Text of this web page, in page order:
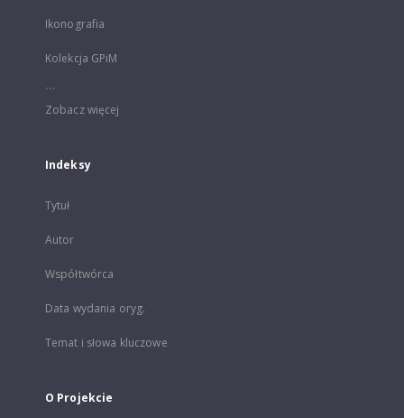
Ikonografia
Kolekcja GPiM
...
Zobacz więcej
Indeksy
Tytuł
Autor
Współtwórca
Data wydania oryg.
Temat i słowa kluczowe
O Projekcie